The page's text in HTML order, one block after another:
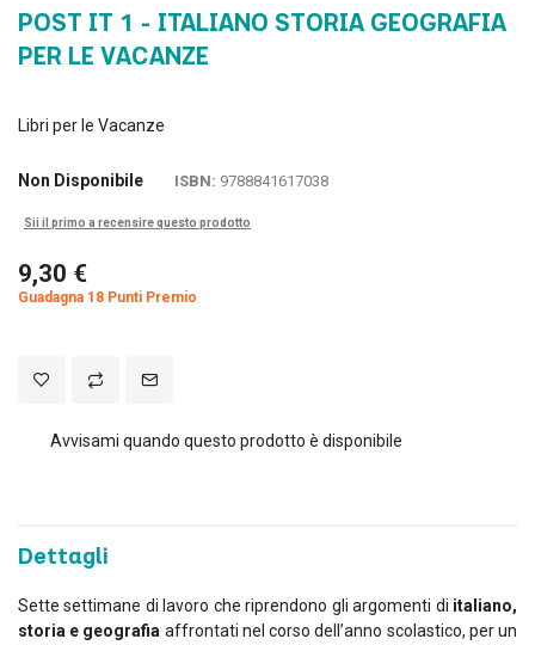
POST IT 1 - ITALIANO STORIA GEOGRAFIA
PER LE VACANZE
Non Disponibile ISBN: 9788841617038
Sii il primo a recensire questo prodotto
9,30 €
Guadagna 18 Punti Premio
Avvisami quando questo prodotto è disponibile
Libri per le Vacanze
Dettagli
Sette settimane di lavoro che riprendono gli argomenti di italiano,
storia e geografia affrontati nel corso dell’anno scolastico, per un